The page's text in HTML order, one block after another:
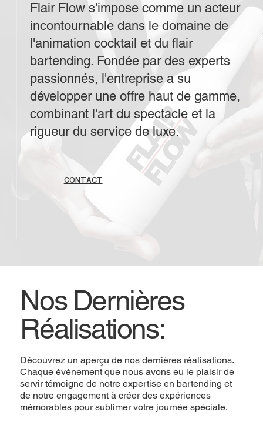
CONTACT
Flair Flow s'impose comme un acteur
incontournable dans le domaine de
l'animation cocktail et du flair
bartending. Fondée par des experts
passionnés, l'entreprise a su
développer une offre haut de gamme,
combinant l'art du spectacle et la
rigueur du service de luxe.
Nos Dernières
Réalisations:
Découvrez un aperçu de nos dernières réalisations.
Chaque événement que nous avons eu le plaisir de
servir témoigne de notre expertise en bartending et
de notre engagement à créer des expériences
mémorables pour sublimer votre journée spéciale.